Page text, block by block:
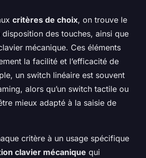
critères de choix, on trouve le
des touches, ainsi que
mécanique. Ces éléments
la facilité et l’efficacité de
un switch linéaire est souvent
alors qu’un switch tactile ou
mieux adapté à la saisie de
critère à un usage spécifique
clavier mécanique qui